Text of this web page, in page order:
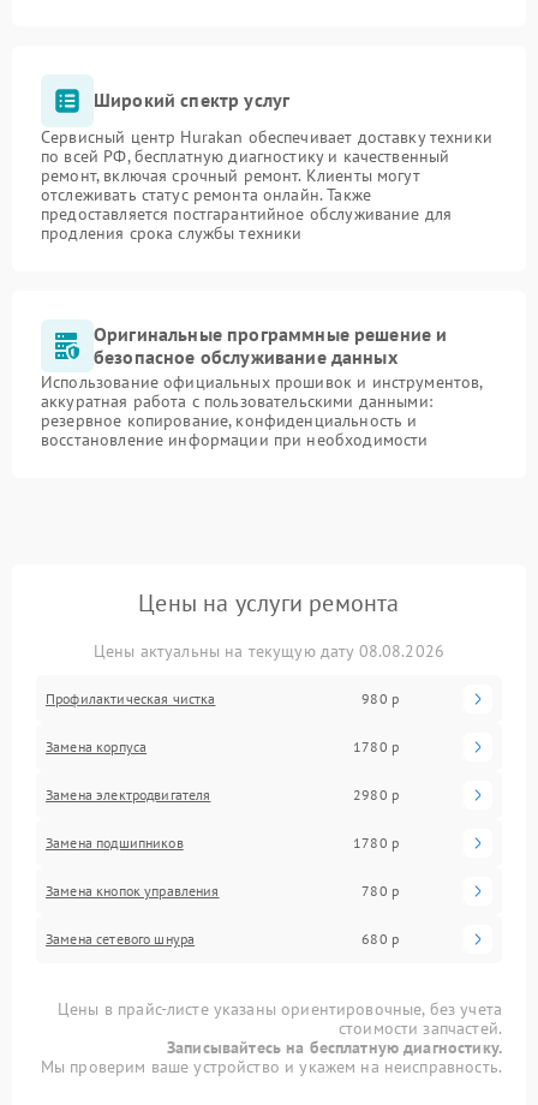
Широкий спектр услуг
Сервисный центр Hurakan обеспечивает доставку техники
по всей РФ, бесплатную диагностику и качественный
ремонт, включая срочный ремонт. Клиенты могут
отслеживать статус ремонта онлайн. Также
предоставляется постгарантийное обслуживание для
продления срока службы техники
Оригинальные программные решение и
безопасное обслуживание данных
Использование официальных прошивок и инструментов,
аккуратная работа с пользовательскими данными:
резервное копирование, конфиденциальность и
восстановление информации при необходимости
Цены на услуги ремонта
Цены актуальны на текущую дату 08.08.2026
Профилактическая чистка 980 р
Замена корпуса 1780 р
Замена электродвигателя 2980 р
Замена подшипников 1780 р
Замена кнопок управления 780 р
Замена сетевого шнура 680 р
Цены в прайс-листе указаны ориентировочные, без учета
стоимости запчастей.
Записывайтесь на бесплатную диагностику.
Мы проверим ваше устройство и укажем на неисправность.